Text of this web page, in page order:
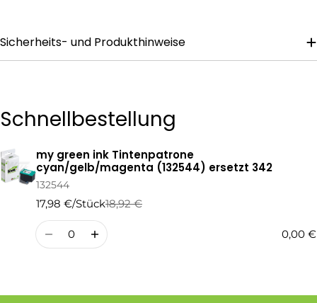
Sicherheits- und Produkthinweise
Schnellbestellung
Ihr
Warenkorb
my green ink Tintenpatrone
cyan/gelb/magenta (132544) ersetzt 342
132544
17,98 €/Stück
Regulärer
Preis
18,92 €
Verkaufspreis
Menge
0,00 €